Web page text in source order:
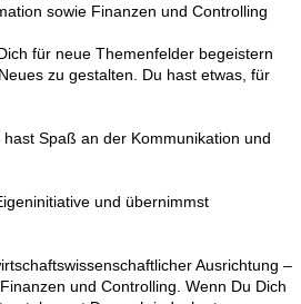
sowie Finanzen und Controlling
für neue Themenfelder begeistern
zu gestalten. Du hast etwas, für
hast Spaß an der Kommunikation und
und übernimmst
Ausrichtung –
und Controlling. Wenn Du Dich